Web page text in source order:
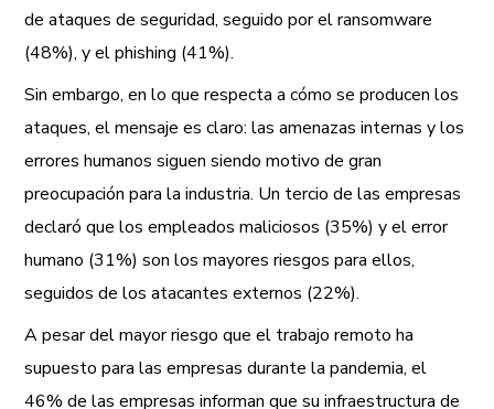
de ataques de seguridad, seguido por el ransomware
(48%), y el phishing (41%).
Sin embargo, en lo que respecta a cómo se producen los
ataques, el mensaje es claro: las amenazas internas y los
errores humanos siguen siendo motivo de gran
preocupación para la industria. Un tercio de las empresas
declaró que los empleados maliciosos (35%) y el error
humano (31%) son los mayores riesgos para ellos,
seguidos de los atacantes externos (22%).
A pesar del mayor riesgo que el trabajo remoto ha
supuesto para las empresas durante la pandemia, el
46% de las empresas informan que su infraestructura de